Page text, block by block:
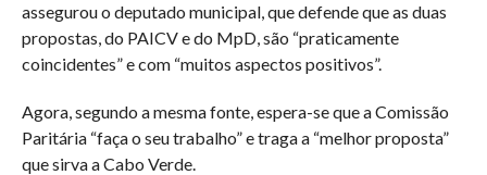
assegurou o deputado municipal, que defende que as duas
propostas, do PAICV e do MpD, são “praticamente
coincidentes” e com “muitos aspectos positivos”.
Agora, segundo a mesma fonte, espera-se que a Comissão
Paritária “faça o seu trabalho” e traga a “melhor proposta”
que sirva a Cabo Verde.